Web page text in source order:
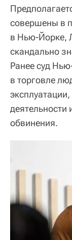
совершены в
в Нью-Йорке,
скандально
Ранее суд
в торговле
деятельности
обвинения.